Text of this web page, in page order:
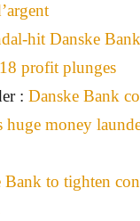
hit Danske
profit plunges
: Danske Bank
money
Bank to tighten